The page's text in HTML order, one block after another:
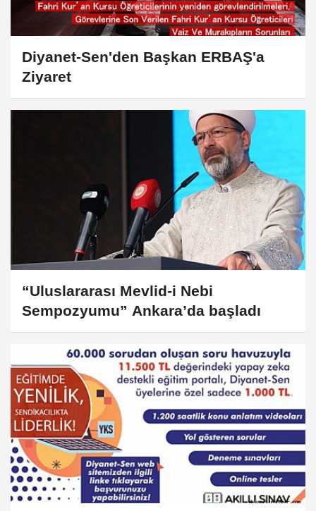
Diyanet-Sen'den Başkan ERBAŞ'a
Ziyaret
“Uluslararası Mevlid-i Nebi
Sempozyumu” Ankara’da başladı